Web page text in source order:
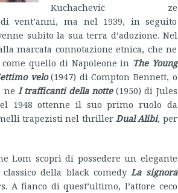
Kuchachevic ze
vent’anni, ma nel 1939, in seguito
subito la sua terra d’adozione. Nel
marcata connotazione etnica, che ne
quello di Napoleone in The Young
velo(1947) di Compton Bennett, o
ne I trafficanti della notte(1950) di Jules
1948 ottenne il suo primo ruolo da
trapezisti nel thriller Dual Alibi, per
Lom scoprì di possedere un elegante
della black comedyLa signora
A fianco di quest’ultimo, l’attore ceco